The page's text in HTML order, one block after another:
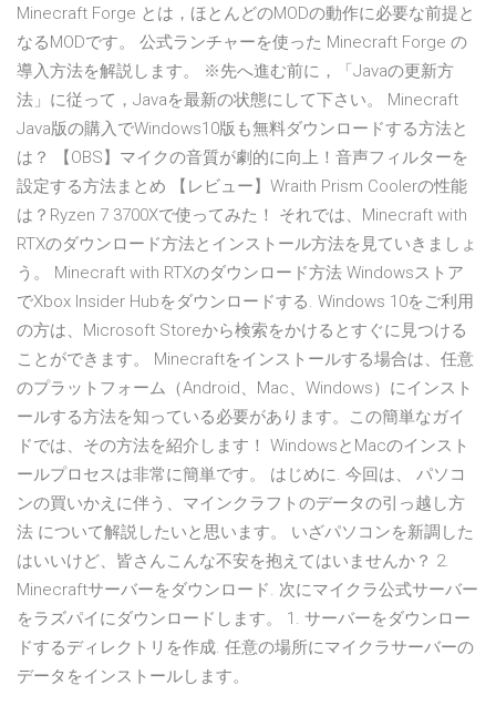
Minecraft Forge とは，ほとんどのMODの動作に必要な前提と
なるMODです。 公式ランチャーを使った Minecraft Forge の
導入方法を解説します。 ※先へ進む前に，「Javaの更新方
法」に従って，Javaを最新の状態にして下さい。 Minecraft
Java版の購入でWindows10版も無料ダウンロードする方法と
は？ 【OBS】マイクの音質が劇的に向上！音声フィルターを
設定する方法まとめ 【レビュー】Wraith Prism Coolerの性能
は？Ryzen 7 3700Xで使ってみた！ それでは、Minecraft with
RTXのダウンロード方法とインストール方法を見ていきましょ
う。 Minecraft with RTXのダウンロード方法 Windowsストア
でXbox Insider Hubをダウンロードする. Windows 10をご利用
の方は、Microsoft Storeから検索をかけるとすぐに見つける
ことができます。 Minecraftをインストールする場合は、任意
のプラットフォーム（Android、Mac、Windows）にインスト
ールする方法を知っている必要があります。この簡単なガイ
ドでは、その方法を紹介します！ WindowsとMacのインスト
ールプロセスは非常に簡単です。 はじめに. 今回は、 パソコ
ンの買いかえに伴う、マインクラフトのデータの引っ越し方
法 について解説したいと思います。 いざパソコンを新調した
はいいけど、皆さんこんな不安を抱えてはいませんか？ 2.
Minecraftサーバーをダウンロード. 次にマイクラ公式サーバー
をラズパイにダウンロードします。 1. サーバーをダウンロー
ドするディレクトリを作成. 任意の場所にマイクラサーバーの
データをインストールします。